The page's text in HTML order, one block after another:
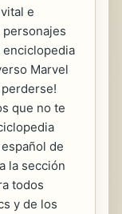
e
personajes
enciclopedia
Marvel
que no te
de
la sección
todos
y de los